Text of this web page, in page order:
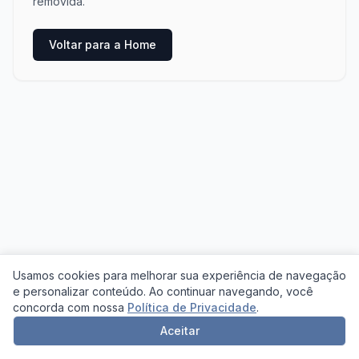
Usamos cookies para melhorar sua experiência de navegação
e personalizar conteúdo. Ao continuar navegando, você
concorda com nossa Política de Privacidade.
Aceitar
Voltar para a Home